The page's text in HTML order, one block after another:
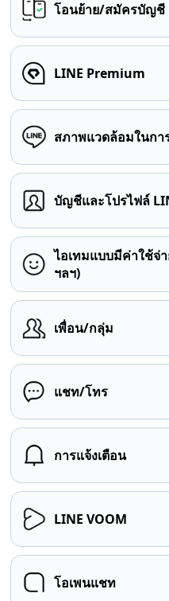
โอนย้าย/สมัครบัญชี
LINE Premium
สภาพแวดล้อมในกา
บัญชีและโปรไฟล์
ไอเทมแบบมีค่าใช้จ่
ฯลฯ)
เพื่อน/กลุ่ม
แชท/โทร
การแจ้งเตือน
LINE VOOM
โอเพนแชท